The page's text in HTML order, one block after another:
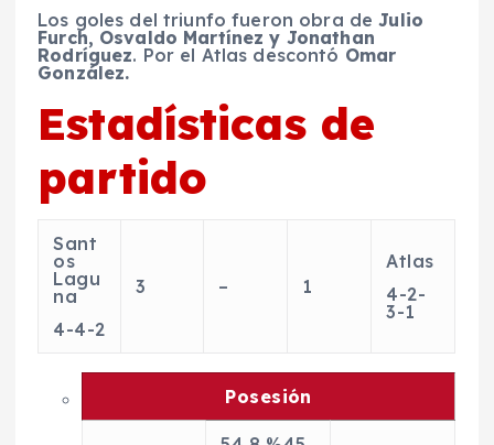
Los goles del triunfo fueron obra deJulio
Furch, Osvaldo Martínez y Jonathan
Rodríguez. Por el Atlas descontó Omar
González.
Estadísticas de
partido
Sant
os
Lagu
na
4-4-2
3 – 1
Atlas
4-2-
3-1
Posesión